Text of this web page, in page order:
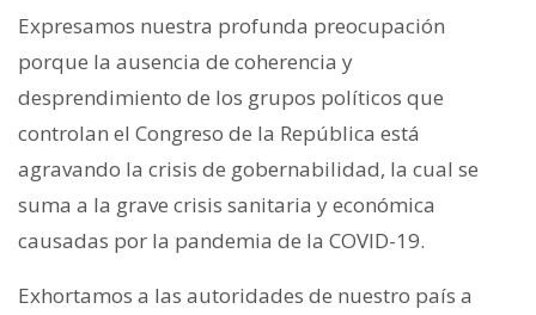
Expresamos nuestra profunda preocupación
porque la ausencia de coherencia y
desprendimiento de los grupos políticos que
controlan el Congreso de la República está
agravando la crisis de gobernabilidad, la cual se
suma a la grave crisis sanitaria y económica
causadas por la pandemia de la COVID-19.
Exhortamos a las autoridades de nuestro país a